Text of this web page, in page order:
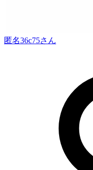
匿名36c75さん